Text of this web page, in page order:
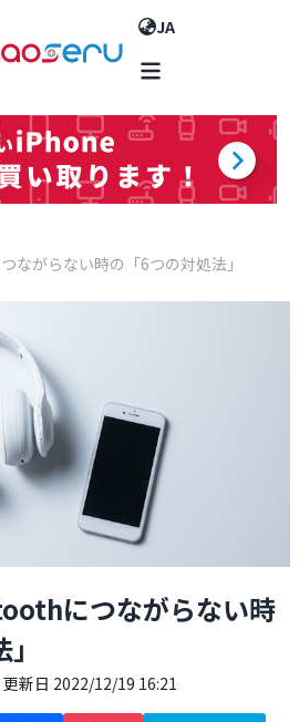
JA
がらない時の「6つの対処法」
につながらない時
更新日 2022/12/19 16:21